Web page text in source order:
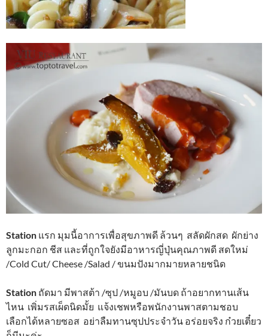
Station แรก มุมนี้อาการเพื่อสุขภาพดี ล้วนๆ สลัดผักสด ผักย่าง
ลูกมะกอก ชีส และที่ถูกใจยังมีอาหารญี่ปุ่นคุณภาพดี สดใหม่
/Cold Cut/ Cheese /Salad / ขนมปังมากมายหลายชนิด
Station ถัดมา มีพาสต้า /ซุป /หมูอบ /มันบด ถ้าอยากทานเส้น
ไหน เพิ่มรสเผ็ดนิดมั้ย แจ้งเชพหรือพนักงานพาสตามชอบ
เลือกได้หลายซอส อย่าลืมทานซุปประจำวัน อร่อยจริง ก๋วยเตี๋ยว